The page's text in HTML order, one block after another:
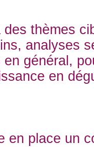
thèmes
, analyses
général,
en
en place un